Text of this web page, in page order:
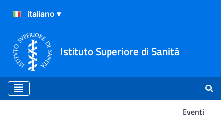
Istituto Superiore di Sanità
Eventi